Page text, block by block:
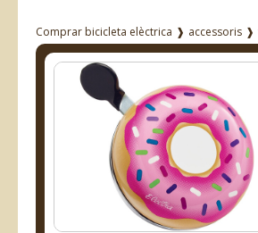
Comprar bicicleta elèctrica ❱ accessoris ❱